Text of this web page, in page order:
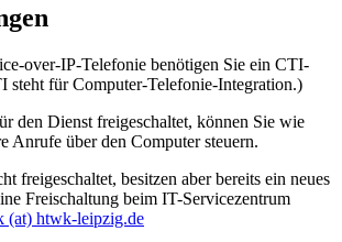
over-IP-Telefonie benötigen Sie ein CTI-
steht für Computer-Telefonie-Integration.)
den Dienst freigeschaltet, können Sie wie
Anrufe über den Computer steuern.
freigeschaltet, besitzen aber bereits ein neues
Freischaltung beim IT-Servicezentrum
(at) htwk-leipzig.de